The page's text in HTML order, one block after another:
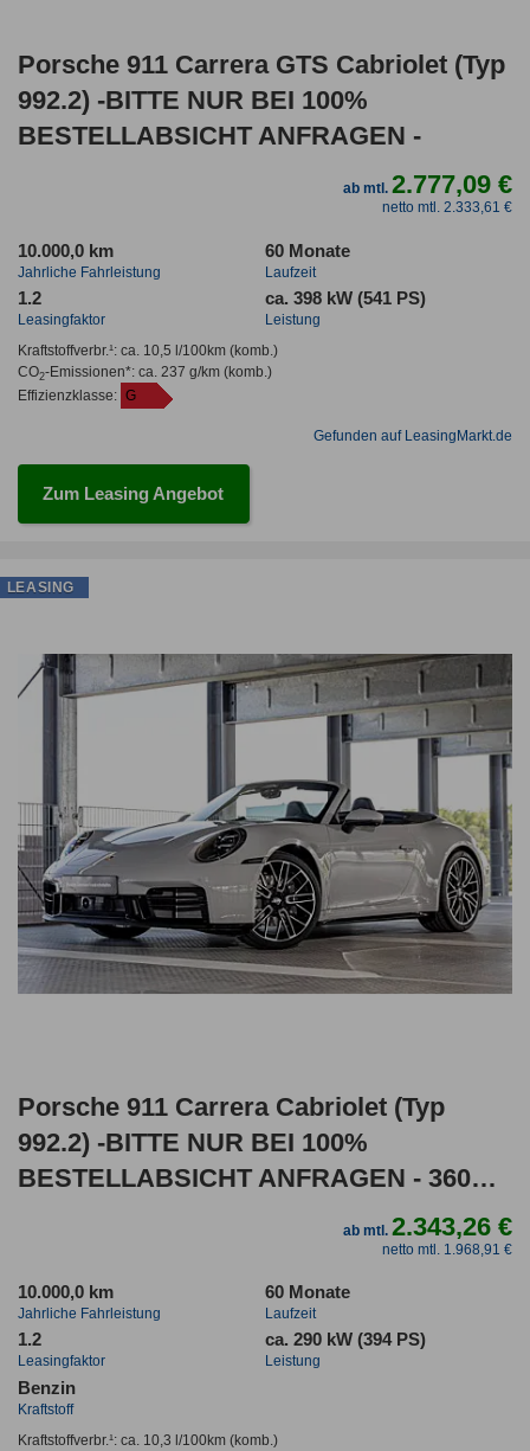
Porsche 911 Carrera GTS Cabriolet (Typ
992.2) -BITTE NUR BEI 100%
BESTELLABSICHT ANFRAGEN -
ab mtl.2.777,09 €
netto mtl. 2.333,61 €
10.000,0 km
Jahrliche Fahrleistung
60 Monate
Laufzeit
1.2
Leasingfaktor
ca. 398 kW (541 PS)
Leistung
Kraftstoffverbr.¹: ca. 10,5 l/100km(komb.)
CO2-Emissionen*: ca. 237 g/km(komb.)
Effizienzklasse: G
Gefunden auf LeasingMarkt.de
Zum Leasing Angebot
Porsche 911 Carrera Cabriolet (Typ
992.2) -BITTE NUR BEI 100%
BESTELLABSICHT ANFRAGEN - 360
ab mtl.2.343,26 €
netto mtl. 1.968,91 €
10.000,0 km
Jahrliche Fahrleistung
60 Monate
Laufzeit
1.2
Leasingfaktor
ca. 290 kW (394 PS)
Leistung
Benzin
Kraftstoff
Kraftstoffverbr.¹: ca. 10,3 l/100km(komb.)
LEASING